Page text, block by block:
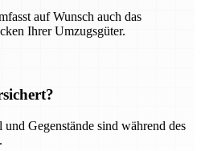
auf Wunsch auch das
Ihrer Umzugsgüter.
Gegenstände sind während des